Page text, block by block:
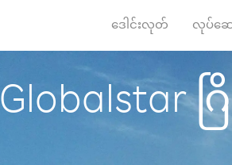
ဒေါင်းလုတ် လုပ်ဆေ
Globalstar